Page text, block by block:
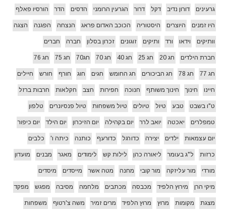
גרעינים דורון נדיב דקל דרור הגרעין הרומני הדסים הדר הורסיו פאלף
היו זמנים היוצרים היסטוריה הכוכב האדום פראג הנצחה הפגנה הצגה
וותיקים וידאו ורד ותיקים זוגונים זכרון בסלון חברה חברים
חברת הילדים חג 20 חג 25 חג 40 חג 70 חג70 חג 75 חג 76
חג 77 חג 78 חג הביכורים חג החומש חגים חוג חורף חורש חיילים
חיינו חינוך חינוך משותף חנוכה חפירות חצב חקלאות חרבות ברזל
ט"ו בשבט טבע טיול טיולים טיול משפחות טיול פנסיונרים טלפון
טמפלרים יאכטה יואב לרר יום בקהילה יום הזיכרון יום הילד יום כיפור
יום עצמאות ילדים יצירה כדורגל כדורעף כותנה כיתה ו' כלבים
כרזות ל"ג בעומר ליאורה כהן לילות קש לימודים מאגר מבנים מועדון
מורדי מור עליזקה מור קובי מחנה מטה אשר מייסדים מיסדים
מיקי הרן מירוץ הלפיד מכבסה מכתבים מלחמה מסיבה מפגש מפקד
מצגת מקומות מרוץ מרוץ הלפיד מרים זמיר משה צ'רטוף משפחות